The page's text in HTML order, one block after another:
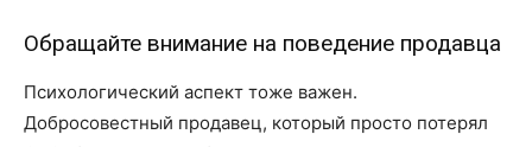
Обращайте внимание на поведение продавца
Психологический аспект тоже важен.
Добросовестный продавец, который просто потерял